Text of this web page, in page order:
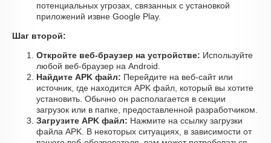
потенциальных угрозах, связанных с установкой
приложений извне Google Play.
Шаг второй:
Откройте веб-браузер на устройстве: Используйте
любой веб-браузер на Android.
Найдите APK файл: Перейдите на веб-сайт или
источник, где находится APK файл, который вы хотите
установить. Обычно он располагается в секции
загрузок или в папке, предоставленной разработчиком.
Загрузите APK файл: Нажмите на ссылку загрузки
файла APK. В некоторых ситуациях, в зависимости от